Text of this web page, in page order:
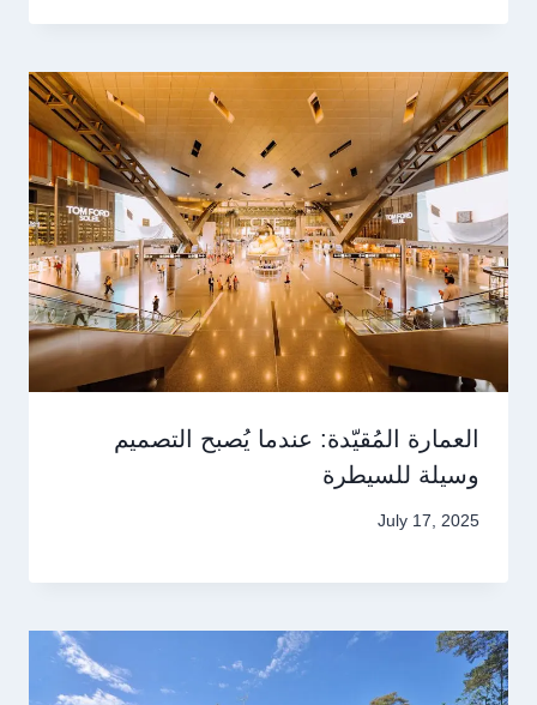
العمارة المُقيّدة: عندما يُصبح التصميم
وسيلة للسيطرة
July 17, 2025